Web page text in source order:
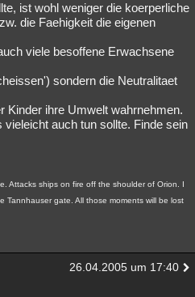
ist wohl weniger die koerperliche
die Faehigkeit die eigenen
viele besoffene Erwachsene
sondern die Neutralitaet
Kinder ihre Umwelt wahrnehmen.
auch tun sollte. Finde sein
Attacks ships on fire off the shoulder of Orion. I
Tannhauser gate. All those moments will be lost
26.04.2005 um 17:40